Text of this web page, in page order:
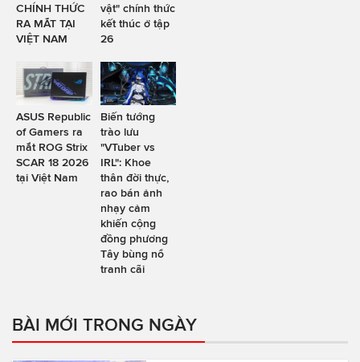
CHÍNH THỨC
RA MẮT TẠI
VIỆT NAM
vật" chính thức
kết thúc ở tập
26
ASUS Republic
of Gamers ra
mắt ROG Strix
SCAR 18 2026
tại Việt Nam
Biến tướng
trào lưu
"VTuber vs
IRL": Khoe
thân đời thực,
rao bán ảnh
nhạy cảm
khiến cộng
đồng phương
Tây bùng nổ
tranh cãi
BÀI MỚI TRONG NGÀY